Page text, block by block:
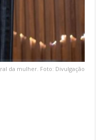
da mulher. Foto: Divulgação